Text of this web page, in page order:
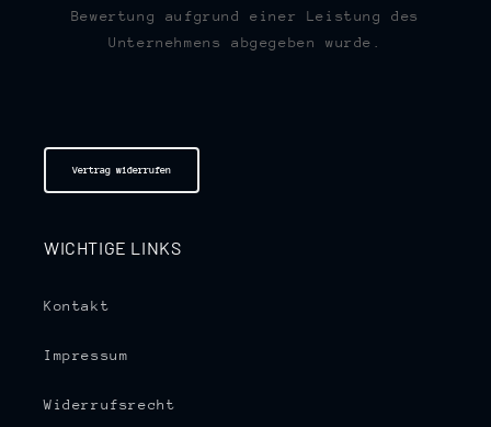
Bewertung aufgrund einer Leistung des
Unternehmens abgegeben wurde.
Vertrag widerrufen
WICHTIGE LINKS
Kontakt
Impressum
Widerrufsrecht